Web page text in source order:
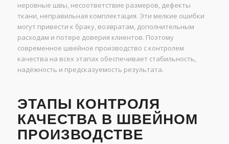
неровные швы, несоответствие размеров, дефекты
ткани, неправильная комплектация. Эти мелкие ошибки
могут привести к браку, возвратам, дополнительным
расходам и потере доверия клиентов. Поэтому
современное швейное производство с контролем
качества на всех этапах обеспечивает стабильность,
надёжность и предсказуемость результата.
ЭТАПЫ КОНТРОЛЯ
КАЧЕСТВА В ШВЕЙНОМ
ПРОИЗВОДСТВЕ